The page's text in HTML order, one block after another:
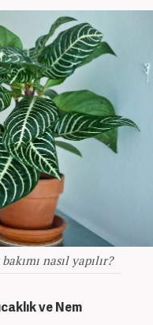
nasıl yapılır?
ve Nem